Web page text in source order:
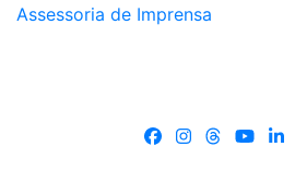
Assessoria de Imprensa